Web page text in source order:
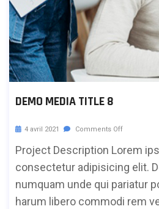
DEMO MEDIA TITLE 8
4 avril 2021 Comments Off
Project Description Lorem
consectetur adipisicing elit.
numquam unde qui pariatur
harum libero commodi rem